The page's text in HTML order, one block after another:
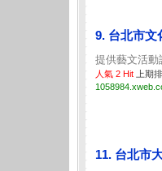
9. 台北市文
提供藝文活
人氣 2 Hit 上期
11. 台北市